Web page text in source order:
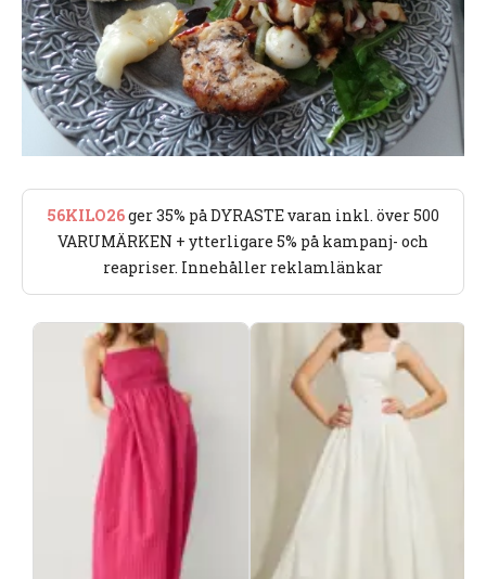
56KILO26ger 35% på DYRASTE varan inkl. över 500
VARUMÄRKEN + ytterligare 5% på kampanj- och
reapriser. Innehåller reklamlänkar